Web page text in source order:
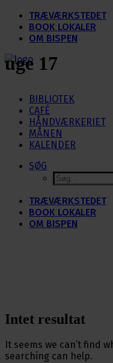
TRÆVÆRKSTEDET
BOOK LOKALER
OM BISPEN
BIBLIOTEK
CAFÉ
HÅNDVÆRKERIET
MÅNEN
KALENDER
SØG
TRÆVÆRKSTEDET
BOOK LOKALER
OM BISPEN
uge 17
Intet resultat
It seems we can’t find
searching can help.